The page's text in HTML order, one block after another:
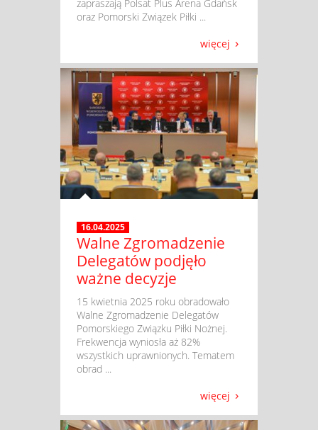
zapraszają Polsat Plus Arena Gdańsk
oraz Pomorski Związek Piłki ...
więcej
16.04.2025
Walne Zgromadzenie
Delegatów podjęło
ważne decyzje
​ 15 kwietnia 2025 roku obradowało
Walne Zgromadzenie Delegatów
Pomorskiego Związku Piłki Nożnej.
Frekwencja wyniosła aż 82%
wszystkich uprawnionych. Tematem
obrad ...
więcej